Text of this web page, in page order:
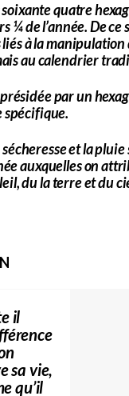
quatre
¼ de l’année. De
à la
au calendrier
par un
spécifique.
et la
auxquelles on
du la terre et du
il
sa vie,
qu’il